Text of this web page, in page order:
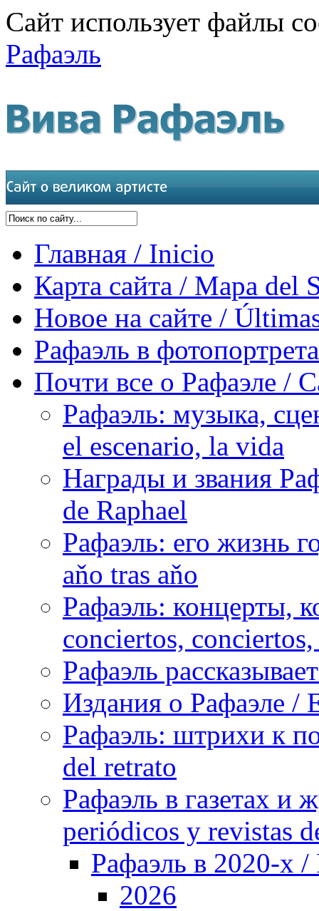
Сайт использует файлы
Рафаэль
Главная / Inicio
Карта сайта / Mapa del
Новое на сайте /
Рафаэль в
Почти все о Рафаэле /
Рафаэль: музыка,
el escenario, la vida
Награды и звания
de Raphael
Рафаэль: его жизнь
aňo tras aňo
Рафаэль: концерты,
conciertos,
Рафаэль
Издания о Рафаэле /
Рафаэль: штрихи к
del retrato
Рафаэль в газетах и
periódicos y revistas
Рафаэль в 2020-х /
2026